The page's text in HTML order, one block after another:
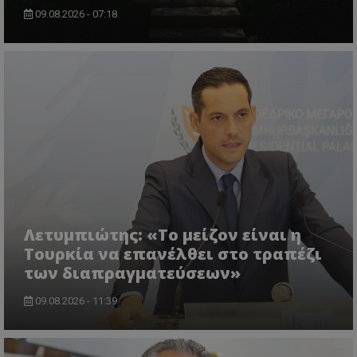
09.08.2026 - 07:18
Λετυμπιώτης: «Το μείζον είναι η
Τουρκία να επανέλθει στο τραπέζι
των διαπραγματεύσεων»
09.08.2026 - 11:39
VISITOR_PRIVACY_METADATA
.youtube.com